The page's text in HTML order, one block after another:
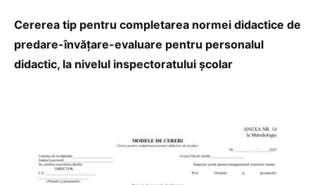
Cererea tip pentru completarea normei didactice de
predare-învățare-evaluare pentru personalul
didactic, la nivelul inspectoratului școlar